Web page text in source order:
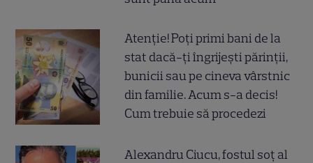
Atenție! Poți primi bani de la
stat dacă-ți îngrijești părinții,
bunicii sau pe cineva vârstnic
din familie. Acum s-a decis!
Cum trebuie să procedezi
Alexandru Ciucu, fostul soț al